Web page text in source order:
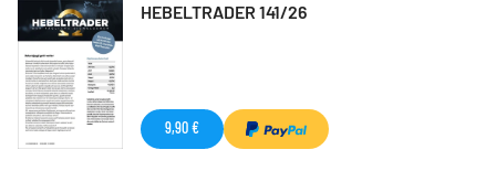
HEBELTRADER 141/26
9,90 €